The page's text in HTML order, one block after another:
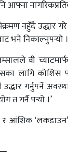
नहुँदै उद्धार
भने निकाल्नुपर्‍यो
वी
लागि कोशिस
गर्नुपर्ने
त गर्नै पर्‍यो ।’
आंशिक